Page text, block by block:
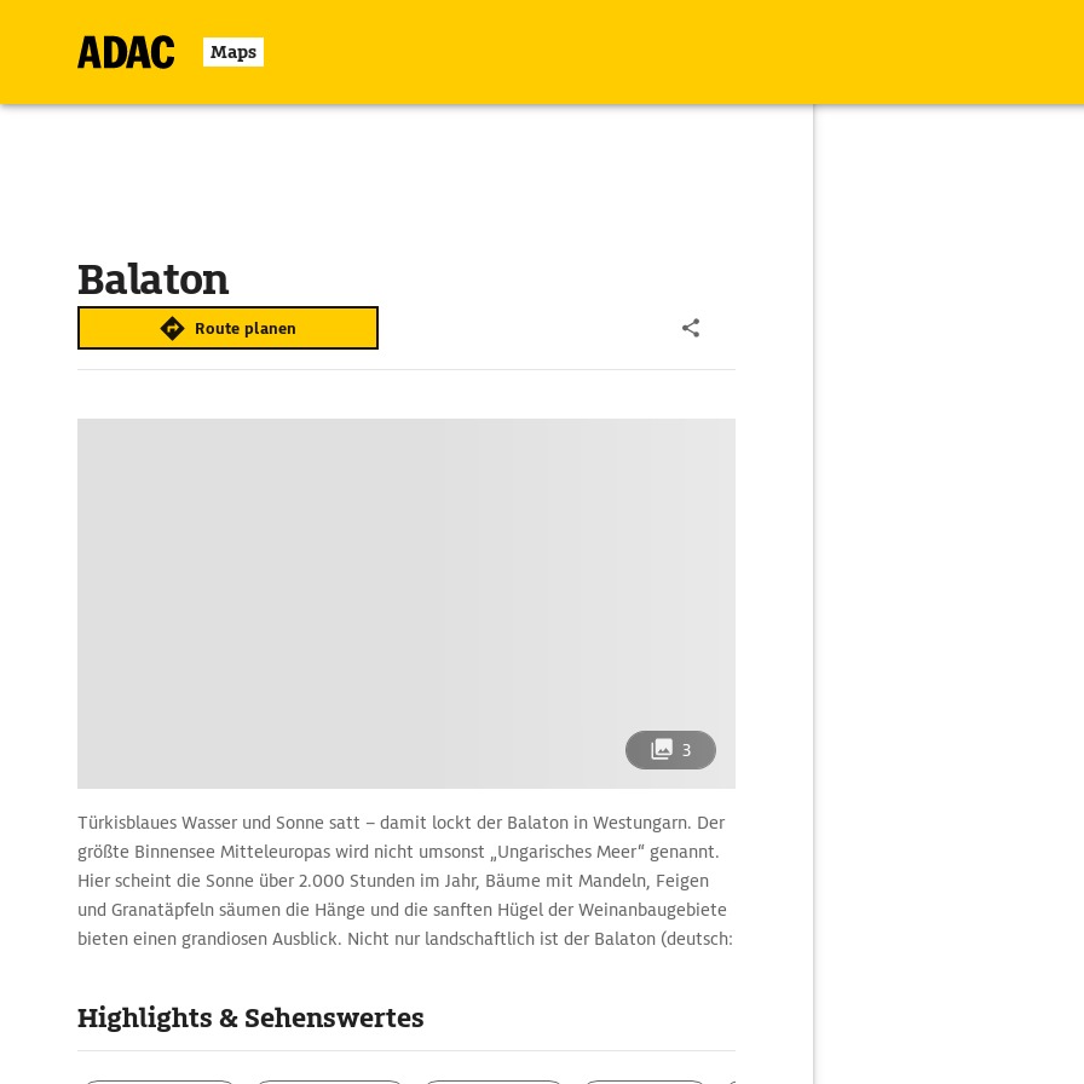
Maps
Balaton
Route planen
3
Türkisblaues Wasser und Sonne satt – damit lockt der Balaton in Westungarn. Der
größte Binnensee Mitteleuropas wird nicht umsonst „Ungarisches Meer“ genannt.
Hier scheint die Sonne über 2.000 Stunden im Jahr, Bäume mit Mandeln, Feigen
und Granatäpfeln säumen die Hänge und die sanften Hügel der Weinanbaugebiete
bieten einen grandiosen Ausblick. Nicht nur landschaftlich ist der Balaton (deutsch:
garantiert. Ob zum Seele baumeln lassen, Sport machen oder Sehenswürdigkeiten
bestaunen – beim Urlaub am Balaton stehen Ihnen viele Möglichkeiten offen.
Highlights & Sehenswertes